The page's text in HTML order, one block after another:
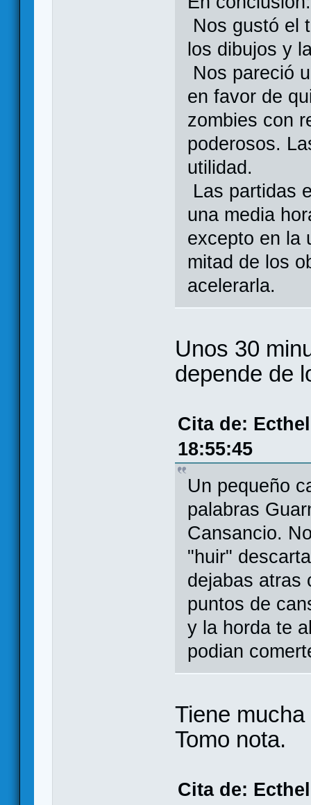
Nos gustó el
los dibujos y
Nos pareció
en favor de
zombies con
poderosos.
utilidad.
Las partidas
una media
excepto en la
mitad de los
acelerarla.
Unos 30
depende de
Cita de:
18:55:45
Un pequeño
palabras
Cansancio.
"huir"
dejabas atras
puntos de
y la horda te
podian
Tiene
Tomo nota.
Cita de: